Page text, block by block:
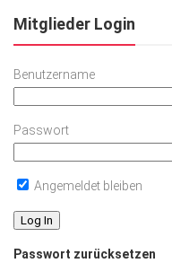
Mitglieder Login
Benutzername
Passwort
Angemeldet bleiben
Passwort zurücksetzen